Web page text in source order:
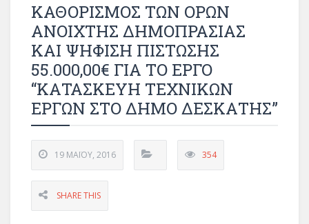
ΚΑΘΟΡΙΣΜΟΣ ΤΩΝ ΟΡΩΝ
ΑΝΟΙΧΤΗΣ ΔΗΜΟΠΡΑΣΙΑΣ
ΚΑΙ ΨΗΦΙΣΗ ΠΙΣΤΩΣΗΣ
55.000,00€ ΓΙΑ ΤΟ ΕΡΓΟ
“ΚΑΤΑΣΚΕΥΗ ΤΕΧΝΙΚΩΝ
ΕΡΓΩΝ ΣΤΟ ΔΗΜΟ ΔΕΣΚΑΤΗΣ”
19 ΜΑΪ́ΟΥ, 2016 354
SHARE THIS